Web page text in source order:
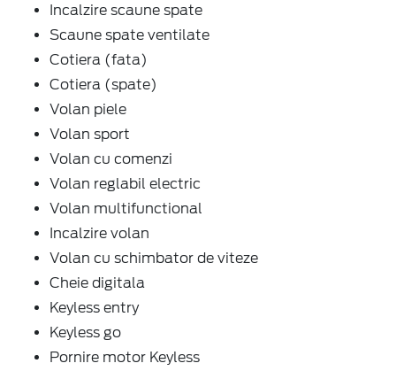
Incalzire scaune spate
Scaune spate ventilate
Cotiera (fata)
Cotiera (spate)
Volan piele
Volan sport
Volan cu comenzi
Volan reglabil electric
Volan multifunctional
Incalzire volan
Volan cu schimbator de viteze
Cheie digitala
Keyless entry
Keyless go
Pornire motor Keyless